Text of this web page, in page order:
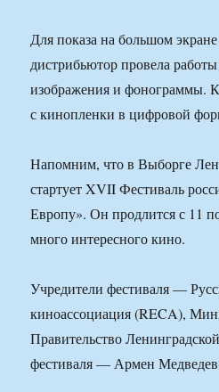
Для показа на большом
дистрибьютор провела
изображения и фонограммы.
с кинопленки в цифровой
Напомним, что в Выборге
стартует XVII Фестиваль
Европу». Он продлится с 11
много интересного кино.
Учредители фестиваля —
киноассоциация (RECA),
Правительство
фестиваля — Армен